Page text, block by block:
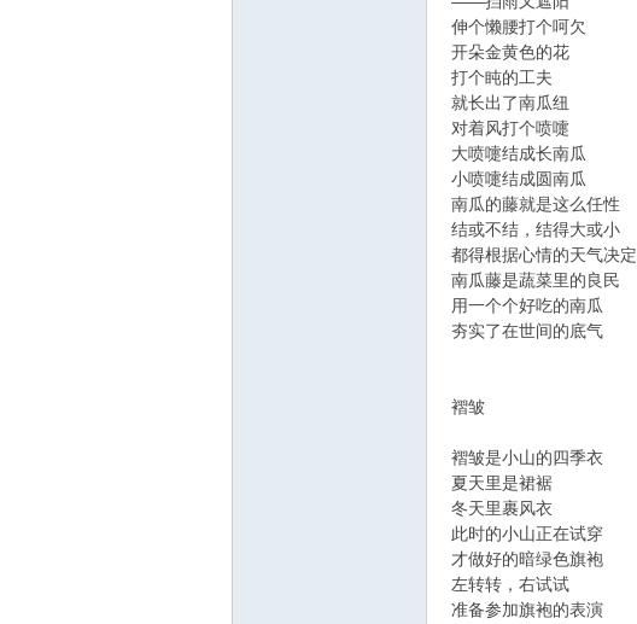
伸个懒腰打个呵欠
开朵金黄色的花
打个盹的工夫
就长出了南瓜纽
对着风打个喷嚏
大喷嚏结成长南瓜
小喷嚏结成圆南瓜
南瓜的藤就是这么任性
结或不结，结得大或小
都得根据心情的天气决定
南瓜藤是蔬菜里的良民
用一个个好吃的南瓜
夯实了在世间的底气
褶皱
褶皱是小山的四季衣
夏天里是裙裾
冬天里裹风衣
此时的小山正在试穿
才做好的暗绿色旗袍
左转转，右试试
准备参加旗袍的表演